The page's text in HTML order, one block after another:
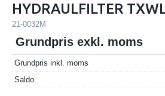
HYDRAULFILTER
21-0032M
Grundpris exkl. moms
Grundpris inkl. moms
Saldo